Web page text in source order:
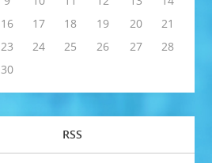
16 17 18 19 20
21
23 24 25 26 27
28
30
RSS